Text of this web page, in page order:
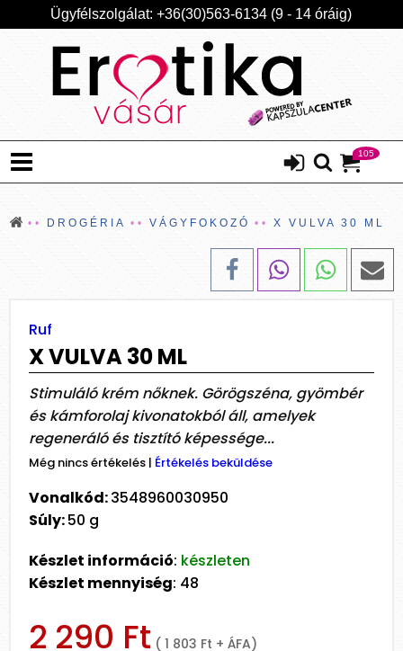
Ügyfélszolgálat: +36(30)563-6134 (9 - 14 óráig)
105
DROGÉRIA VÁGYFOKOZÓ X VULVA 30 ML
Ruf
X VULVA 30 ML
Stimuláló krém nőknek. Görögszéna, gyömbér
és kámforolaj kivonatokból áll, amelyek
regeneráló és tisztító képessége...
Még nincs értékelés | Értékelés beküldése
Vonalkód:3548960030950
Súly:50 g
Készlet információ: készleten
Készlet mennyiség: 48
2 290 Ft ( 1 803 Ft + ÁFA)